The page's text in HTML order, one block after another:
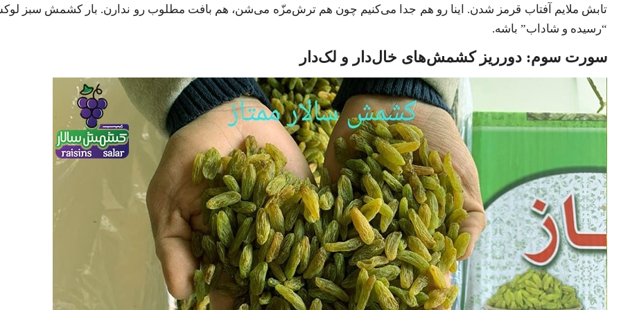
تابش ملایم آفتاب قرمز شدن. اینا رو هم جدا می‌کنیم چون هم ترش‌مزّه می‌شن، هم بافت مطلوب رو ندارن. بار کشمش سبز
“رسیده و شاداب” باشه.
سورت سوم: دورریز کشمش‌های خال‌دار و لک‌دار